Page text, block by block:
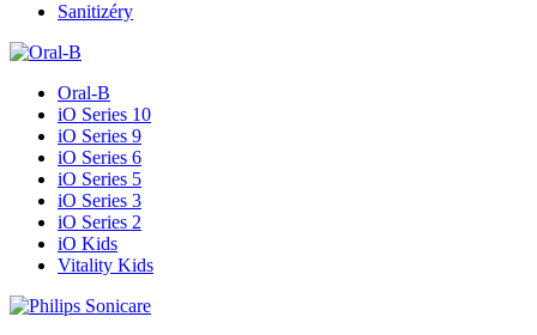
Sanitizéry
Oral-B
iO Series 10
iO Series 9
iO Series 6
iO Series 5
iO Series 3
iO Series 2
iO Kids
Vitality Kids